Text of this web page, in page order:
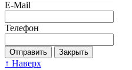
E-Mail
Телефон
Отправить Закрыть
↑ Наверх